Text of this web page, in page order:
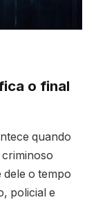
o final
quando
dele o tempo
policial e